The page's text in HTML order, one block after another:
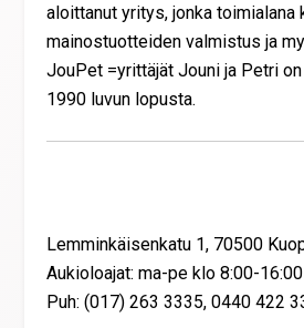
aloittanut yritys, jonka toimialana
mainostuotteiden valmistus ja
JouPet =yrittäjät Jouni ja Petri
1990 luvun lopusta.
Lemminkäisenkatu 1, 70500
Aukioloajat: ma-pe klo 8:00-16:00
Puh: (017) 263 3335, 0440 422